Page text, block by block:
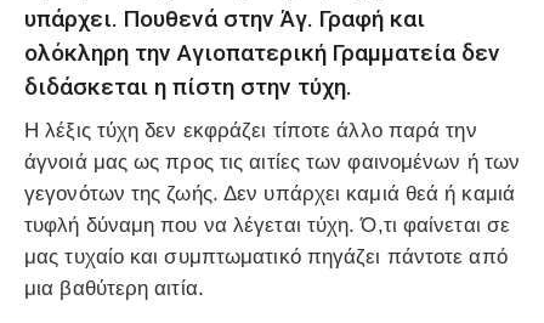
υπάρχει. Πουθενά στην Άγ. Γραφή και
ολόκληρη την Αγιοπατερική Γραμματεία δεν
διδάσκεται η πίστη στην τύχη.
Η λέξις τύχη δεν εκφράζει τίποτε άλλο παρά την
άγνοιά μας ως προς τις αιτίες των φαινομένων ή των
γεγονότων της ζωής. Δεν υπάρχει καμιά θεά ή καμιά
τυφλή δύναμη που να λέγεται τύχη. Ό,τι φαίνεται σε
μας τυχαίο και συμπτωματικό πηγάζει πάντοτε από
μια βαθύτερη αιτία.